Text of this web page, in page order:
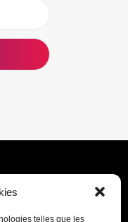
telles que les